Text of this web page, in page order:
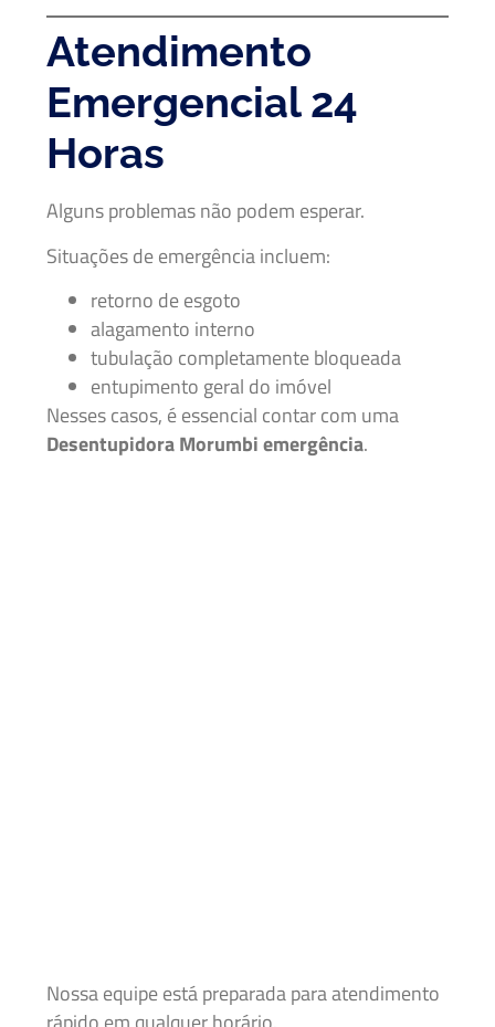
Atendimento
Emergencial 24
Horas
Alguns problemas não podem esperar.
Situações de emergência incluem:
retorno de esgoto
alagamento interno
tubulação completamente bloqueada
entupimento geral do imóvel
Nesses casos, é essencial contar com uma
Desentupidora Morumbi emergência.
Nossa equipe está preparada para atendimento